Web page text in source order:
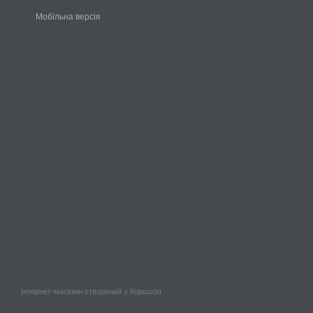
Мобільна версія
Інтернет-магазин створений з Хорошоп